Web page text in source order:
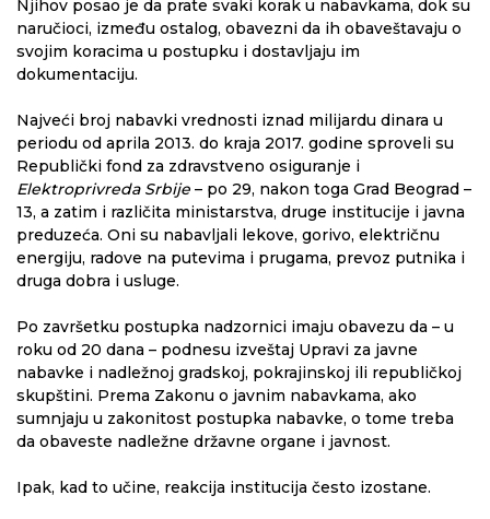
Njihov posao je da prate svaki korak u nabavkama, dok su
naručioci, između ostalog, obavezni da ih obaveštavaju o
svojim koracima u postupku i dostavljaju im
dokumentaciju.
Najveći broj nabavki vrednosti iznad milijardu dinara u
periodu od aprila 2013. do kraja 2017. godine sproveli su
Republički fond za zdravstveno osiguranje i
Elektroprivreda Srbije – po 29, nakon toga Grad Beograd –
13, a zatim i različita ministarstva, druge institucije i javna
preduzeća. Oni su nabavljali lekove, gorivo, električnu
energiju, radove na putevima i prugama, prevoz putnika i
druga dobra i usluge.
Po završetku postupka nadzornici imaju obavezu da – u
roku od 20 dana – podnesu izveštaj Upravi za javne
nabavke i nadležnoj gradskoj, pokrajinskoj ili republičkoj
skupštini. Prema Zakonu o javnim nabavkama, ako
sumnjaju u zakonitost postupka nabavke, o tome treba
da obaveste nadležne državne organe i javnost.
Ipak, kad to učine, reakcija institucija često izostane.